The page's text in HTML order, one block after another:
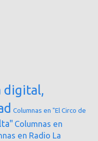
digital,
Columnas en "El Circo de
Columnas en
en Radio La